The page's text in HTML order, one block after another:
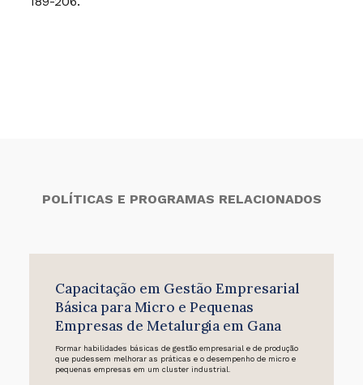
POLÍTICAS E PROGRAMAS RELACIONADOS
Capacitação em Gestão Empresarial
Básica para Micro e Pequenas
Empresas de Metalurgia em Gana
Formar habilidades básicas de gestão empresarial e de produção
que pudessem melhorar as práticas e o desempenho de micro e
pequenas empresas em um cluster industrial.